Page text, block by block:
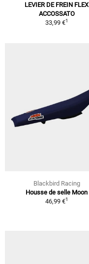
LEVIER DE FREIN FLEX
ACCOSSATO
33,99 €1
Blackbird Racing
Housse de selle Moon
46,99 €1